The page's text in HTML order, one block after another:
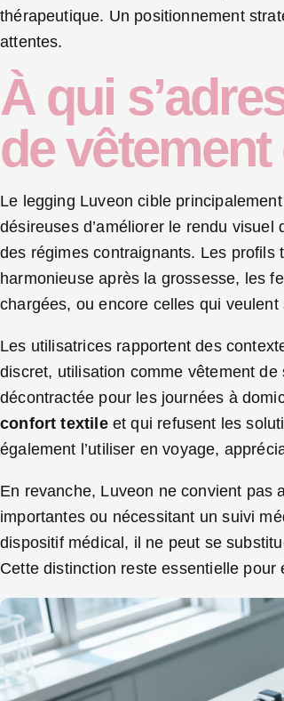
thérapeutique. Un positionnement
attentes.
À qui
de
Le legging Luveon cible
désireuses d’améliorer le rendu
des régimes contraignants. Les
harmonieuse après la grossesse, les
chargées, ou encore celles qui
Les utilisatrices rapportent des
discret, utilisation comme vêtement
décontractée pour les journées à
confort textileet qui refusent les
également l’utiliser en voyage,
En revanche, Luveon ne convient pas
importantes ou nécessitant un suivi
dispositif médical, il ne peut se
Cette distinction reste essentielle